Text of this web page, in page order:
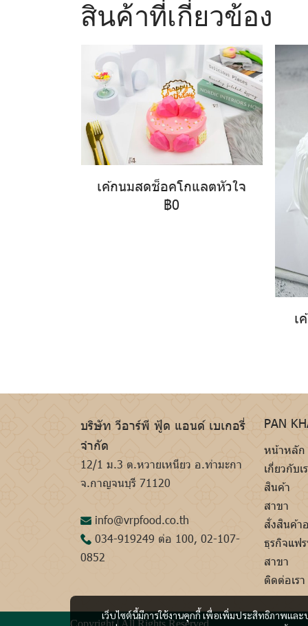
สินค้าที่เกี่ยวข้อง
เค้กนมสดช็อคโกแลตหัวใจ
฿0
เ
เว็บไซต์นี้มีการใช้งานคุกกี้ เพื่อเพิ่มประสิทธิภาพแล
บริษัท วีอาร์พี ฟู้ด แอนด์ เบเกอรี่
จำกัด
12/1 ม.3 ต.หวายเหนียว อ.ท่ามะกา
จ.กาญจนบุรี 71120
info@vrpfood.co.th
034-919249 ต่อ 100, 02-107-
0852
PAN
หน้าหลัก
เกี่ยวกับเ
สินค้า
สาขา
สั่งสินค้า
ธุรกิจแฟ
สาขา
ติดต่อเรา
Copyright | All Rights Reserved.